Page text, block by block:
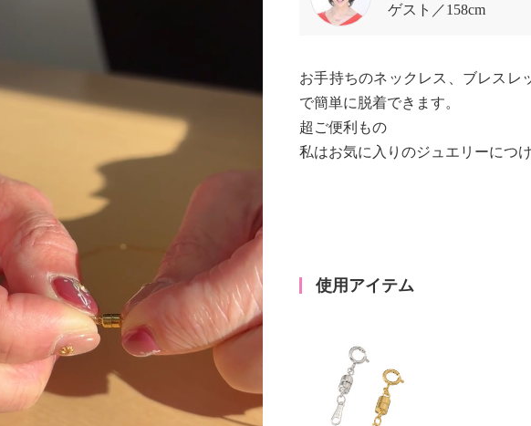
ゲスト
158cm
お手持ちのネックレス、ブレスレ
で簡単に脱着できます。
超ご便利もの
私はお気に入りのジュエリーにつ
使用アイテム